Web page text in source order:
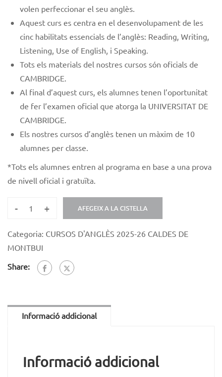
volen perfeccionar el seu anglès.
Aquest curs es centra en el desenvolupament de les
cinc habilitats essencials de l’anglès: Reading, Writing,
Listening, Use of English, i Speaking.
Tots els materials del nostres cursos són oficials de
CAMBRIDGE.
Al final d’aquest curs, els alumnes tenen l’oportunitat
de fer l’examen oficial que atorga la UNIVERSITAT DE
CAMBRIDGE.
Els nostres cursos d’anglès tenen un màxim de 10
alumnes per classe.
*Tots els alumnes entren al programa en base a una prova
de nivell oficial i gratuïta.
- + AFEGEIX A LA CISTELLA
Categoria: CURSOS D'ANGLÈS 2025-26 CALDES DE
MONTBUI
Share:
Informació addicional
Informació addicional